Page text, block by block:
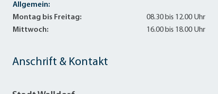
Anschrift & Kontakt
Allgemein:
Montag bis Freitag:
08.30 bis 12.00 Uhr
Mittwoch:
16.00 bis 18.00 Uhr